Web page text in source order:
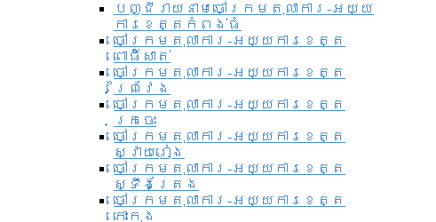
បញ្ជីរាយនាមចៅក្រមតុលាការ-អយ្យ
ការខេត្តកំពង់ធំ
ចៅក្រមតុលាការ-អយ្យការខេត្ត
ពោធិ៍សាត់
ចៅក្រមតុលាការ-អយ្យការខេត្ត
ព្រៃវែង
ចៅក្រមតុលាការ-អយ្យការខេត្ត
ក្រចេះ
ចៅក្រមតុលាការ-អយ្យការខេត្ត
ស្វាយរៀង
ចៅក្រមតុលាការ-អយ្យការខេត្ត
ស្ទឹងត្រែង
ចៅក្រមតុលាការ-អយ្យការខេត្ត
កោះកុង